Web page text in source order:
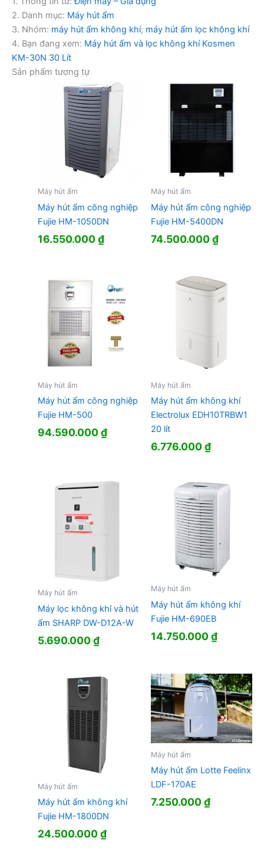
2. Danh mục: Máy hút ẩm
3. Nhóm: máy hút ẩm không khí; máy hút ẩm lọc không khí
4. Bạn đang xem: Máy hút ẩm và lọc không khí Kosmen
KM-30N 30 Lít
Sản phẩm tương tự
Máy hút ẩm
Máy hút ẩm công nghiệp
Fujie HM-1050DN
16.550.000₫
Máy hút ẩm
Máy hút ẩm công nghiệp
Fujie HM-5400DN
74.500.000₫
Máy hút ẩm
Máy hút ẩm công nghiệp
Fujie HM-500
94.590.000₫
Máy hút ẩm
Máy hút ẩm không khí
Electrolux EDH10TRBW1
20 lít
6.776.000₫
Máy hút ẩm
Máy lọc không khí và hút
ẩm SHARP DW-D12A-W
5.690.000₫
Máy hút ẩm
Máy hút ẩm không khí
Fujie HM-690EB
14.750.000₫
Máy hút ẩm
Máy hút ẩm không khí
Fujie HM-1800DN
24.500.000₫
Máy hút ẩm
Máy hút ẩm Lotte Feelinx
LDF-170AE
7.250.000₫